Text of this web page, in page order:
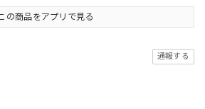
の商品をアプリで見る
通報する